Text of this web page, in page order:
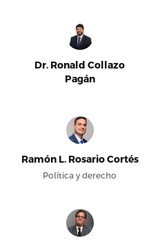
Dr. Ronald Collazo
Pagán
Ramón L. Rosario Cortés
Política y derecho